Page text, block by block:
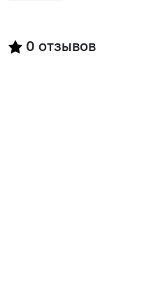
0 отзывов